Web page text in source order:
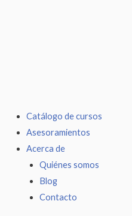
Catálogo de cursos
Asesoramientos
Acerca de
Quiénes somos
Blog
Contacto